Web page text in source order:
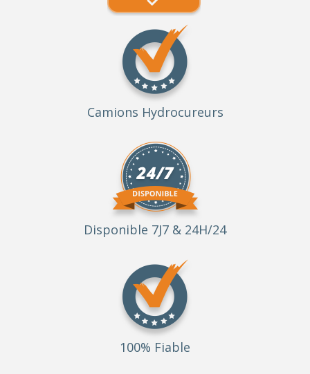
Camions Hydrocureurs
Disponible 7J7 & 24H/24
100% Fiable